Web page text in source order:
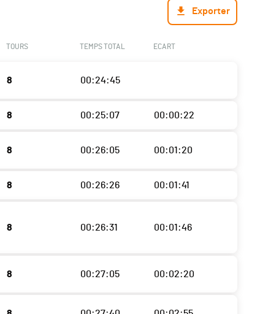
Exporter
TOURS TEMPS TOTAL ECART
8 00:24:45
8 00:25:07 00:00:22
8 00:26:05 00:01:20
8 00:26:26 00:01:41
8 00:26:31 00:01:46
8 00:27:05 00:02:20